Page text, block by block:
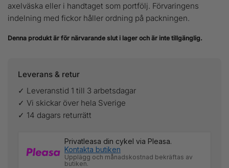
axelväska eller i handtaget som portfölj. Förvaringens
indelning med fickor håller ordning på packningen.
Denna produkt är för närvarande slut i lager och är inte tillgänglig.
Leverans & retur
✓ Leveranstid 1 till 3 arbetsdagar
✓ Vi skickar över hela Sverige
✓ 14 dagars returrätt
Privatleasa din cykel via Pleasa.
Kontakta butiken
Upplägg och månadskostnad bekräftas av
butiken.